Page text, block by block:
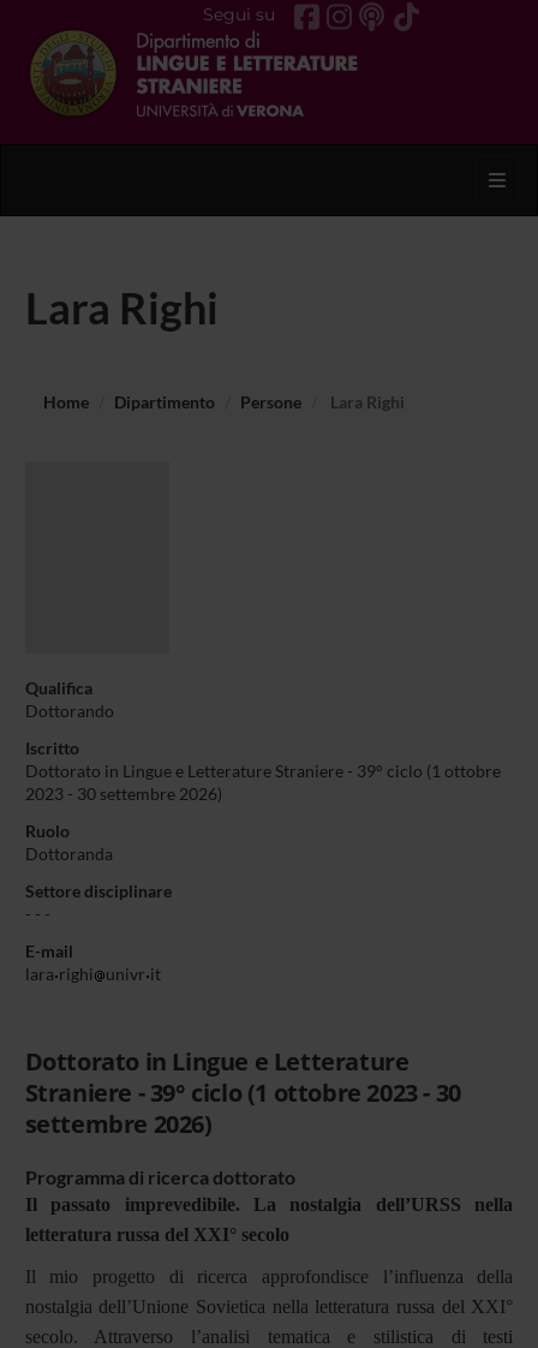
Segui su
Lara Righi
Home Dipartimento Persone Lara Righi
Qualifica
Dottorando
Iscritto
Dottorato in Lingue e Letterature Straniere - 39° ciclo (1 ottobre
2023 - 30 settembre 2026)
Ruolo
Dottoranda
Settore disciplinare
- - -
E-mail
lara righi univr it
Dottorato in Lingue e Letterature
Straniere - 39° ciclo (1 ottobre 2023 - 30
settembre 2026)
Programma di ricerca dottorato
Il passato imprevedibile. La nostalgia dell’URSS nella
letteratura russa del XXI° secolo
Il mio progetto di ricerca approfondisce l’influenza della
nostalgia dell’Unione Sovietica nella letteratura russa del XXI°
secolo. Attraverso l’analisi tematica e stilistica di testi